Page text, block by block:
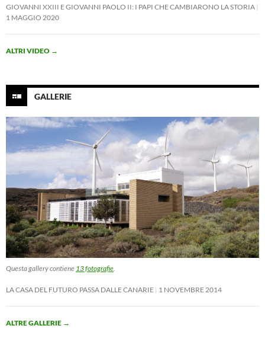
GIOVANNI XXIII E GIOVANNI PAOLO II: I PAPI CHE CAMBIARONO LA STORIA
1 MAGGIO 2020
ALTRI VIDEO →
GALLERIE
Questa gallery contiene 13 fotografie
LA CASA DEL FUTURO PASSA DALLE CANARIE 1 NOVEMBRE 2014
ALTRE GALLERIE →